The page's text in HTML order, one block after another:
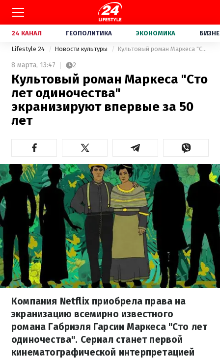
24 КАНАЛ ГЕОПОЛИТИКА ЭКОНОМИКА
Lifestyle 24 Новости культуры Культовый роман Маркеса "Сто лет одиночества" экранизируют впервые за 50 лет
8 марта, 13:47 2
Культовый роман Маркеса "Сто
лет одиночества"
экранизируют впервые за 50
лет
Компания Netflix приобрела права на
экранизацию всемирно известного
романа Габриэля Гарсии Маркеса "Сто лет
одиночества". Сериал станет первой
кинематографической интерпретацией